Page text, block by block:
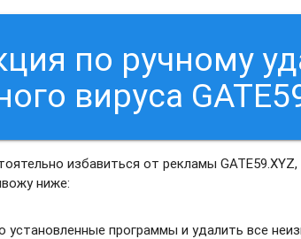
по ручному
вируса
избавиться от рекламы
ниже:
установленные программы и удалить все